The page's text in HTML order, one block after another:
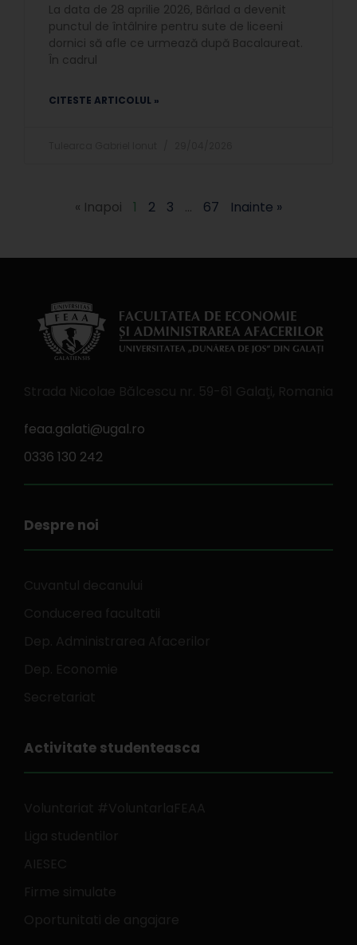
La data de 28 aprilie 2026, Bârlad a devenit
punctul de întâlnire pentru sute de liceeni
dornici să afle ce urmează după Bacalaureat.
În cadrul
CITESTE ARTICOLUL »
« Inapoi 1 2 3 … 67 Inainte »
feaa.galati@ugal.ro
0336 130 242
Despre noi
Activitate studenteasca